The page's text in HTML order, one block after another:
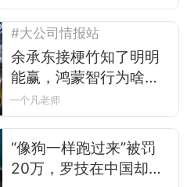
#大公司情报站
余承东接梗竹知了明明
能赢，鸿蒙智行为啥不
让？
一个凡老师
“像狗一样跑过来”被罚
20万，罗技在中国却卖